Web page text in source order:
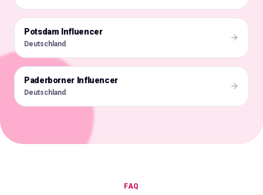
🇩🇪
Potsdam Influencer
Deutschland
🇩🇪
Paderborner Influencer
Deutschland
FAQ